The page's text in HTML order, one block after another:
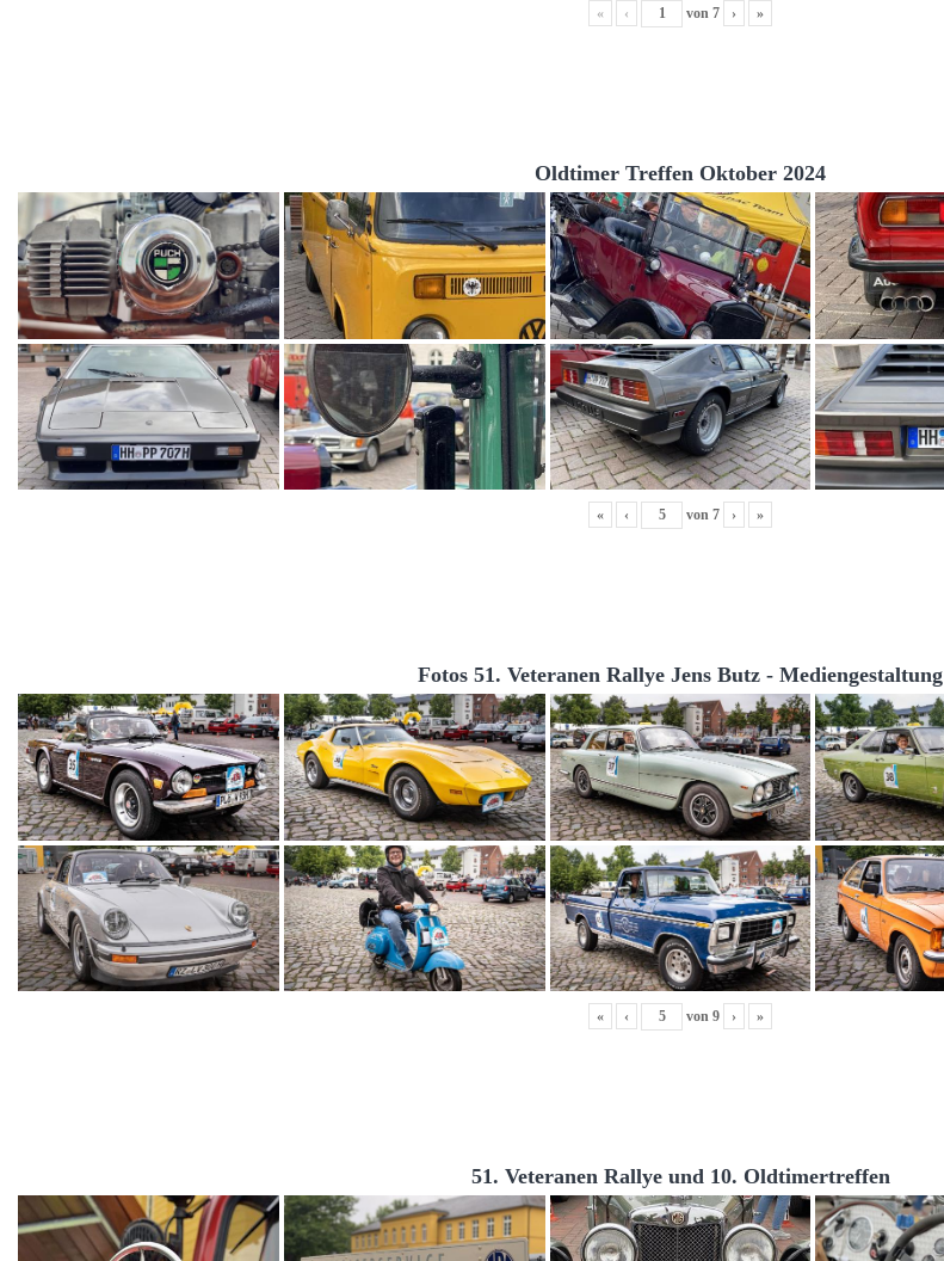
« ‹ von 7 › »
Oldtimer Treffen Oktober 2024
« ‹ von 7 › »
Fotos 51. Veteranen Rallye Jens Butz - Mediengestaltung
« ‹ von 9 › »
51. Veteranen Rallye und 10. Oldtimertreffen